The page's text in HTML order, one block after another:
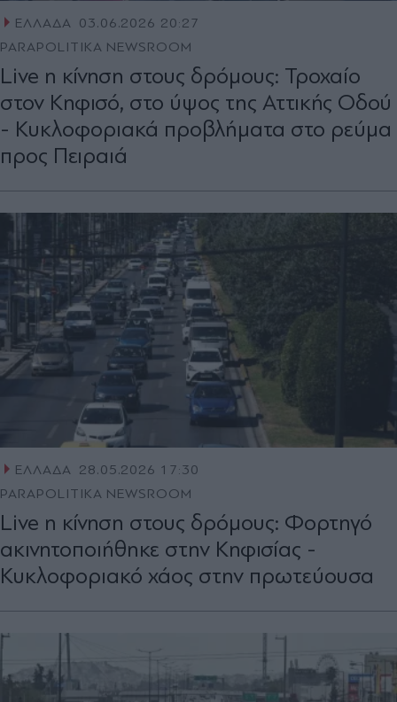
ΕΛΛΑΔΑ 03.06.2026 20:27
PARAPOLITIKA NEWSROOM
Live η κίνηση στους δρόμους: Τροχαίο
στον Κηφισό, στο ύψος της Αττικής Οδού
- Κυκλοφοριακά προβλήματα στο ρεύμα
προς Πειραιά
ΕΛΛΑΔΑ 28.05.2026 17:30
PARAPOLITIKA NEWSROOM
Live η κίνηση στους δρόμους: Φορτηγό
ακινητοποιήθηκε στην Κηφισίας -
Κυκλοφοριακό χάος στην πρωτεύουσα